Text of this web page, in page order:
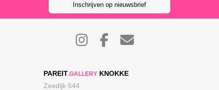
Inschrijven op nieuwsbrief
PAREIT.GALLERY KNOKKE
Zeedijk 644